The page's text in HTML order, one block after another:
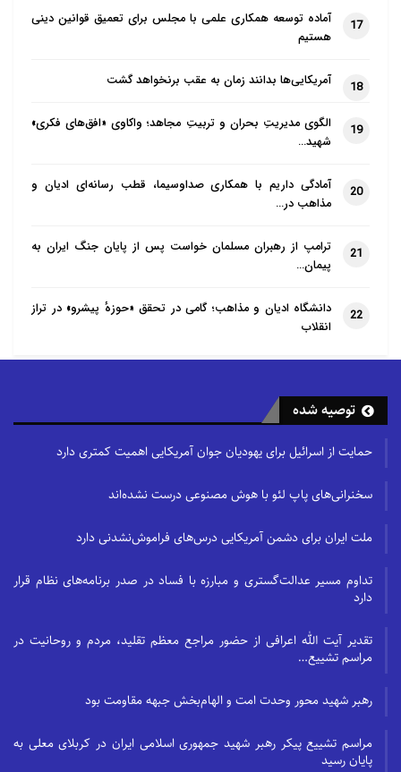
17
آماده توسعه همکاری علمی با مجلس برای تعمیق قوانین دینی
هستیم
18 آمریکایی‌ها بدانند زمان به عقب برنخواهد گشت
19
الگوی مدیریتِ بحران و تربیتِ مجاهد؛ واکاوی «افق‌های فکری»
شهید…
20
آمادگی داریم با همکاری صداوسیما، قطب رسانه‌ای ادیان و
مذاهب در…
21
ترامپ از رهبران مسلمان خواست پس از پایان جنگ ایران به
پیمان…
22
دانشگاه ادیان و مذاهب؛ گامی در تحقق «حوزهٔ پیشرو» در تراز
انقلاب
توصیه شده
حمایت از اسرائیل برای یهودیان جوان آمریکایی اهمیت کمتری دارد
سخنرانی‌های پاپ لئو با هوش مصنوعی درست نشده‌اند
ملت ایران برای دشمن آمریکایی درس‌های فراموش‌نشدنی دارد
تداوم مسیر عدالت‌گستری و مبارزه با فساد در صدر برنامه‌های نظام قرار
دارد
تقدیر آیت الله اعرافی از حضور مراجع معظم تقلید، مردم و روحانیت در
مراسم تشییع…
رهبر شهید محور وحدت امت و الهام‌بخش جبهه مقاومت بود
مراسم تشییع پیکر رهبر شهید جمهوری اسلامی ایران در کربلای معلی به
پایان رسید